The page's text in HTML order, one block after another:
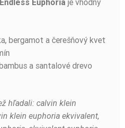
Euphoria je vhodný
bergamot a čerešňový kvet
a santalové drevo
hľadali: calvin klein
klein euphoria ekvivalent,